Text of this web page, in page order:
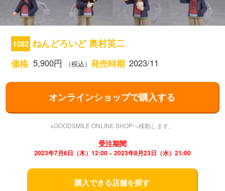
1082 ねんどろいど 奥村英二
価格 5,900円 （税込） 発売時期 2023/11
オンラインショップで購入する
※GOODSMILE ONLINE SHOPへ移動します。
受注期間
2023年7月6日（木）12:00 ~ 2023年8月23日（水）21:00
購入できる店舗を探す